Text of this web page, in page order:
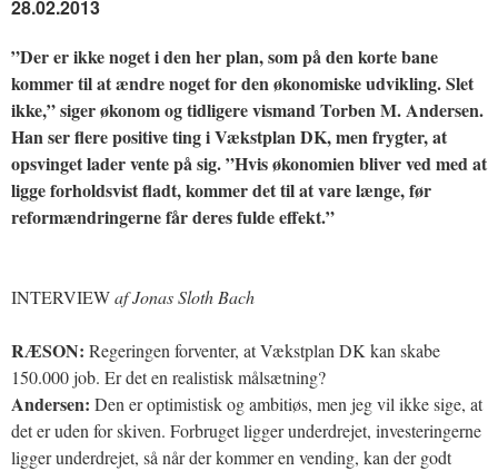
28.02.2013
”Der er ikke noget i den her plan, som på den korte bane
kommer til at ændre noget for den økonomiske udvikling. Slet
ikke,” siger økonom og tidligere vismand Torben M. Andersen.
Han ser flere positive ting i Vækstplan DK, men frygter, at
opsvinget lader vente på sig. ”Hvis økonomien bliver ved med at
ligge forholdsvist fladt, kommer det til at vare længe, før
reformændringerne får deres fulde effekt.”
INTERVIEWaf Jonas Sloth Bach
RÆSON: Regeringen forventer, at Vækstplan DK kan skabe
150.000 job. Er det en realistisk målsætning?
Andersen: Den er optimistisk og ambitiøs, men jeg vil ikke sige, at
det er uden for skiven. Forbruget ligger underdrejet, investeringerne
ligger underdrejet, så når der kommer en vending, kan der godt